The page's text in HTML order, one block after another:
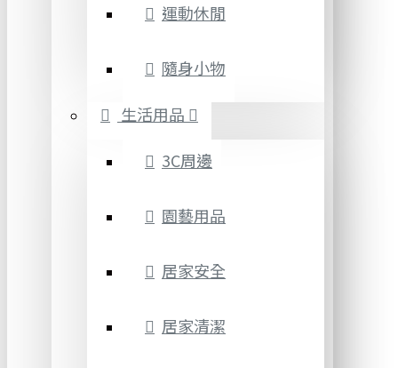
運動休閒
隨身小物
生活用品
3C周邊
園藝用品
居家安全
居家清潔